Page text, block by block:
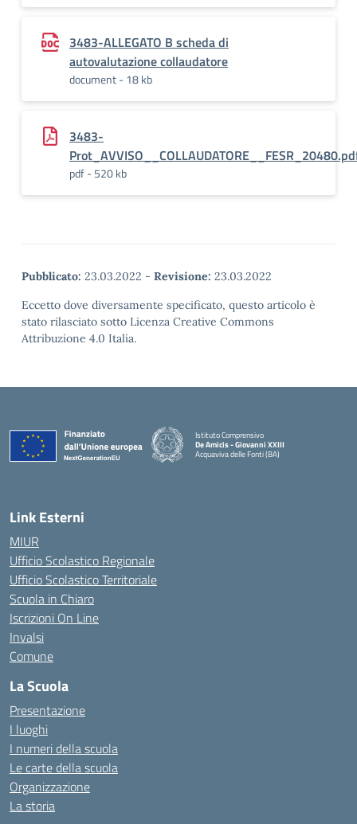
3483-ALLEGATO B scheda di
autovalutazione collaudatore
document - 18 kb
3483-
pdf - 520 kb
Pubblicato: 23.03.2022 - Revisione: 23.03.2022
Eccetto dove diversamente specificato, questo articolo è
stato rilasciato sotto Licenza Creative Commons
Attribuzione 4.0 Italia.
Istituto Comprensivo
De Amicis - Giovanni XXIII
Acquaviva delle Fonti (BA)
— Visita la pagina iniziale della scuola
Link Esterni
MIUR
Ufficio Scolastico Regionale
Ufficio Scolastico Territoriale
Scuola in Chiaro
Iscrizioni On Line
Invalsi
Comune
La Scuola
Presentazione
I luoghi
I numeri della scuola
Le carte della scuola
Organizzazione
La storia